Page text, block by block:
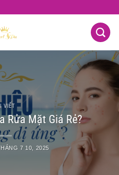
VIẾT
Rửa Mặt Giá Rẻ?
7 10, 2025